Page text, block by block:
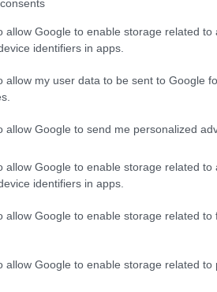
allow Google to enable storage related to
identifiers in apps.
allow my user data to be sent to Google
allow Google to send me personalized
allow Google to enable storage related to
identifiers in apps.
allow Google to enable storage related to
allow Google to enable storage related to
αυτού του εναλλακτικού
με το Ιράκ,
της Μεσογείου.
αμερικανικά πλάνα για
άξονες που θα ενώσουν τη
εδάφους.
Σαουδική Αραβία προτιμά
την Ευρώπη αντί για το
καλώδια. Αυτή η
μπαράζ επαφών του Αχμέντ
του στο Βερολίνο να